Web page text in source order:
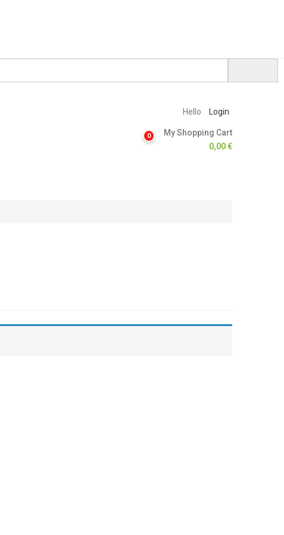
Hello Login
0
My Shopping Cart
0,00€